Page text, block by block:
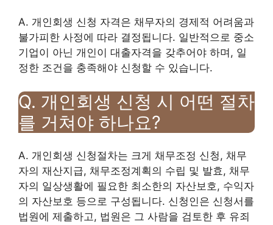
A. 개인회생 신청 자격은 채무자의 경제적 어려움과
불가피한 사정에 따라 결정됩니다. 일반적으로 중소
기업이 아닌 개인이 대출자격을 갖추어야 하며, 일
정한 조건을 충족해야 신청할 수 있습니다.
Q. 개인회생 신청 시 어떤 절차
를 거쳐야 하나요?
A. 개인회생 신청절차는 크게 채무조정 신청, 채무
자의 재산지급, 채무조정계획의 수립 및 발효, 채무
자의 일상생활에 필요한 최소한의 자산보호, 수익자
의 자산보호 등으로 구성됩니다. 신청인은 신청서를
법원에 제출하고, 법원은 그 사람을 검토한 후 유죄